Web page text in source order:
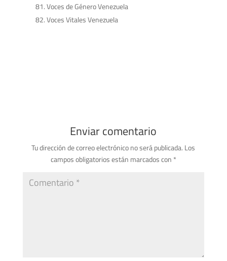
Voces de Género Venezuela
Voces Vitales Venezuela
Enviar comentario
Tu dirección de correo electrónico no será publicada. Los
campos obligatorios están marcados con *